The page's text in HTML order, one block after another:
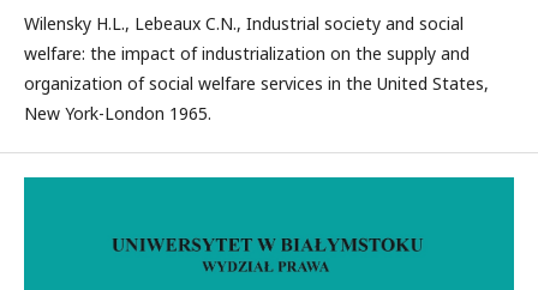
Wilensky H.L., Lebeaux C.N., Industrial society and social
welfare: the impact of industrialization on the supply and
organization of social welfare services in the United States,
New York-London 1965.